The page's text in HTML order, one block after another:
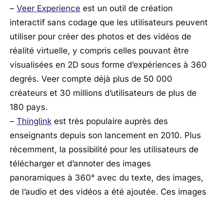
– Veer Experience est un outil de création
interactif sans codage que les utilisateurs peuvent
utiliser pour créer des photos et des vidéos de
réalité virtuelle, y compris celles pouvant être
visualisées en 2D sous forme d’expériences à 360
degrés. Veer compte déjà plus de 50 000
créateurs et 30 millions d’utilisateurs de plus de
180 pays.
– Thinglink est très populaire auprès des
enseignants depuis son lancement en 2010. Plus
récemment, la possibilité pour les utilisateurs de
télécharger et d’annoter des images
panoramiques à 360° avec du texte, des images,
de l’audio et des vidéos a été ajoutée. Ces images